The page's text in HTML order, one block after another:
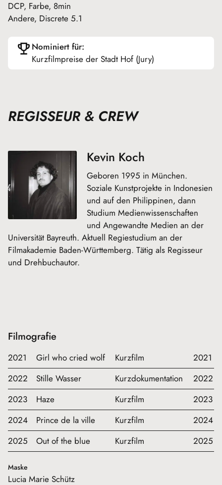
DCP, Farbe, 8min
Andere, Discrete 5.1
Nominiert für:
Kurzfilmpreise der Stadt Hof (Jury)
REGISSEUR & CREW
Kevin Koch
Geboren 1995 in München.
Soziale Kunstprojekte in Indonesien
und auf den Philippinen, dann
Studium Medienwissenschaften
und Angewandte Medien an der
Universität Bayreuth. Aktuell Regiestudium an der
Filmakademie Baden-Württemberg. Tätig als Regisseur
und Drehbuchautor.
Filmografie
2021 Girl who cried wolf Kurzfilm
2021
2022
Stille Wasser Kurzdokumentation
2022
2023
Haze Kurzfilm
2023
2024
Prince de la ville Kurzfilm
2024
2025
Out of the blue Kurzfilm 2025
Maske
Lucia Marie Schütz